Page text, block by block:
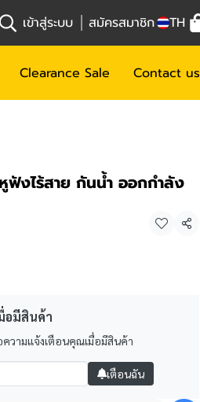
เข้าสู่ระบบ สมัครสมาชิก TH
Clearance Sale Contact us
งไร้สาย กันน้ำ ออกกำลัง
แชร์
อมีสินค้า
ความแจ้งเตือนคุณเมื่อมีสินค้า
เตือนฉัน